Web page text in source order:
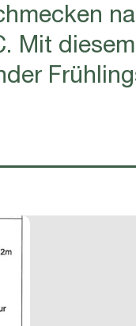
Mit